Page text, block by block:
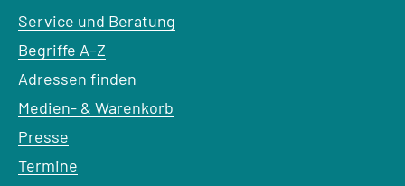
Service und Beratung
Begriffe A–Z
Adressen finden
Medien- & Warenkorb
Presse
Termine